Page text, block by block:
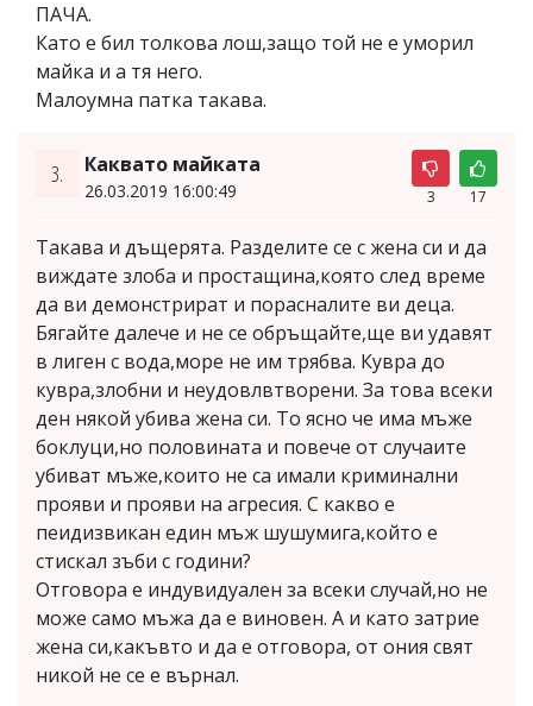
ПАЧА.
Като е бил толкова лош,защо той не е уморил
майка и а тя него.
Малоумна патка такава.
3. Каквато майката
26.03.2019 16:00:49 3 17
Такава и дъщерята. Разделите се с жена си и да
виждате злоба и простащина,която след време
да ви демонстрират и порасналите ви деца.
Бягайте далече и не се обръщайте,ще ви удавят
в лиген с вода,море не им трябва. Кувра до
кувра,злобни и неудовлвтворени. За това всеки
ден някой убива жена си. То ясно че има мъже
боклуци,но половината и повече от случаите
убиват мъже,които не са имали криминални
прояви и прояви на агресия. С какво е
пеидизвикан един мъж шушумига,който е
стискал зъби с години?
Отговора е индувидуален за всеки случай,но не
може само мъжа да е виновен. А и като затрие
жена си,какъвто и да е отговора, от ония свят
никой не се е върнал.